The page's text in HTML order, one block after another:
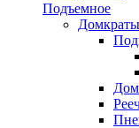
Подъемное
Домкраты